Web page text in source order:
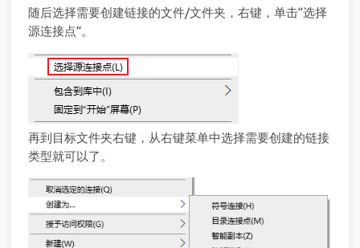
随后选择需要创建链接的文件/文件夹，右键，单击“选择
源连接点”。
再到目标文件夹右键，从右键菜单中选择需要创建的链接
类型就可以了。